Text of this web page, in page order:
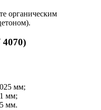
органическим
4070)
мм;
мм;
мм.